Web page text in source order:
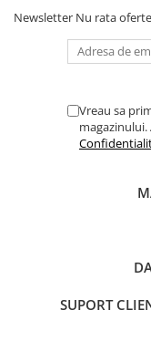
Hard Disk-uri & SSD-
Accesorii UPS-uri
Statii GRAFICE
Statii GRAFICE
Cartuse cerneala
Newsletter Nu rata
Vreau sa
SUPORT